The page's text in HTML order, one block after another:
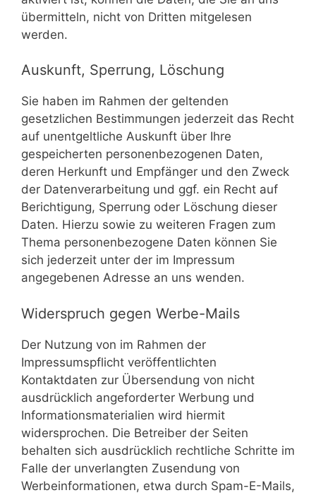
übermitteln, nicht von Dritten mitgelesen
werden.
Auskunft, Sperrung, Löschung
Sie haben im Rahmen der geltenden
gesetzlichen Bestimmungen jederzeit das Recht
auf unentgeltliche Auskunft über Ihre
gespeicherten personenbezogenen Daten,
deren Herkunft und Empfänger und den Zweck
der Datenverarbeitung und ggf. ein Recht auf
Berichtigung, Sperrung oder Löschung dieser
Daten. Hierzu sowie zu weiteren Fragen zum
Thema personenbezogene Daten können Sie
sich jederzeit unter der im Impressum
angegebenen Adresse an uns wenden.
Widerspruch gegen Werbe-Mails
Der Nutzung von im Rahmen der
Impressumspflicht veröffentlichten
Kontaktdaten zur Übersendung von nicht
ausdrücklich angeforderter Werbung und
Informationsmaterialien wird hiermit
widersprochen. Die Betreiber der Seiten
behalten sich ausdrücklich rechtliche Schritte im
Falle der unverlangten Zusendung von
Werbeinformationen, etwa durch Spam-E-Mails,